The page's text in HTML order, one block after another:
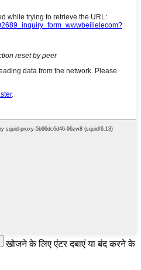
खोजने के लिए एंटर दबाएं या बंद करने के